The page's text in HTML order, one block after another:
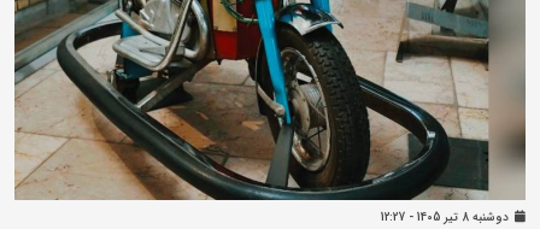
دوشنبه 8 تير 1405 - 12:27